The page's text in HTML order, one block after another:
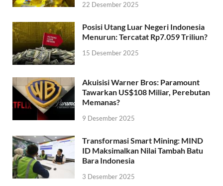
22 Desember 2025
Posisi Utang Luar Negeri Indonesia
Menurun: Tercatat Rp7.059 Triliun?
15 Desember 2025
Akuisisi Warner Bros: Paramount
Tawarkan US$108 Miliar, Perebutan
Memanas?
9 Desember 2025
Transformasi Smart Mining: MIND
ID Maksimalkan Nilai Tambah Batu
Bara Indonesia
3 Desember 2025